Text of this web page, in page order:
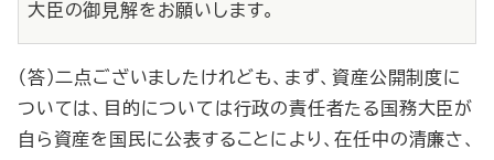
大臣の御見解をお願いします。
（答）二点ございましたけれども、まず、資産公開制度に
ついては、目的については行政の責任者たる国務大臣が
自ら資産を国民に公表することにより、在任中の清廉さ、